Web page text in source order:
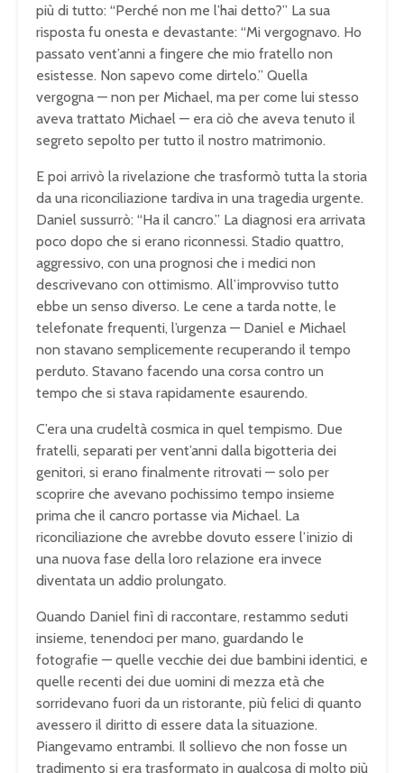
più di tutto: “Perché non me l’hai detto?” La sua
risposta fu onesta e devastante: “Mi vergognavo. Ho
passato vent’anni a fingere che mio fratello non
esistesse. Non sapevo come dirtelo.” Quella
vergogna — non per Michael, ma per come lui stesso
aveva trattato Michael — era ciò che aveva tenuto il
segreto sepolto per tutto il nostro matrimonio.
E poi arrivò la rivelazione che trasformò tutta la storia
da una riconciliazione tardiva in una tragedia urgente.
Daniel sussurrò: “Ha il cancro.” La diagnosi era arrivata
poco dopo che si erano riconnessi. Stadio quattro,
aggressivo, con una prognosi che i medici non
descrivevano con ottimismo. All’improvviso tutto
ebbe un senso diverso. Le cene a tarda notte, le
telefonate frequenti, l’urgenza — Daniel e Michael
non stavano semplicemente recuperando il tempo
perduto. Stavano facendo una corsa contro un
tempo che si stava rapidamente esaurendo.
C’era una crudeltà cosmica in quel tempismo. Due
fratelli, separati per vent’anni dalla bigotteria dei
genitori, si erano finalmente ritrovati — solo per
scoprire che avevano pochissimo tempo insieme
prima che il cancro portasse via Michael. La
riconciliazione che avrebbe dovuto essere l’inizio di
una nuova fase della loro relazione era invece
diventata un addio prolungato.
Quando Daniel finì di raccontare, restammo seduti
insieme, tenendoci per mano, guardando le
fotografie — quelle vecchie dei due bambini identici, e
quelle recenti dei due uomini di mezza età che
sorridevano fuori da un ristorante, più felici di quanto
avessero il diritto di essere data la situazione.
Piangevamo entrambi. Il sollievo che non fosse un
tradimento si era trasformato in qualcosa di molto più